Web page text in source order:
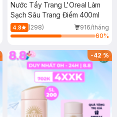
Nước Tẩy Trang L'Oreal Làm
Sạch Sâu Trang Điểm 400ml
4.8 (298)
916/tháng
60%
-42%